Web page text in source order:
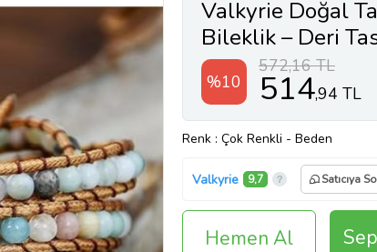
Valkyrie Doğal
Bileklik – Deri
El Yapımı Bileklik
%10
572,16 TL
514,94 TL
Renk : Çok Renkli - Beden
Valkyrie 9,7 Satıcıya
Hemen Al